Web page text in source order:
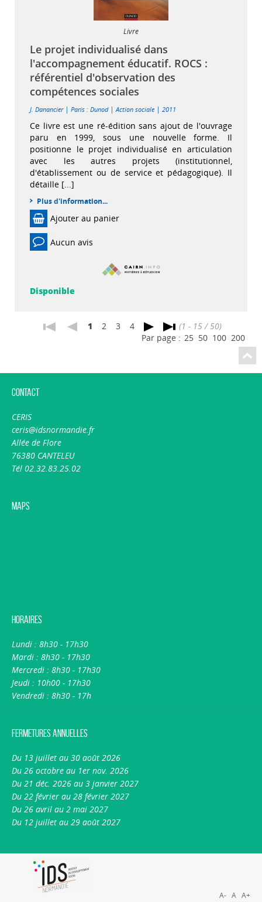
Livre
Le projet individualisé dans
l'accompagnement éducatif. ROCS :
référentiel d'observation des
compétences sociales
J. Danancier | Paris : Dunod|Action sociale | 2011
Ce livre est une ré-édition sans ajout de l'ouvrage
paru en 1999, sous une nouvelle forme. Il
positionne le projet individualisé en articulation
avec les autres projets (institutionnel,
d'établissement ou de service et pédagogique). Il
détaille [...]
Plus d'information...
Ajouter au panier
Aucun avis
Disponible
1 2 3 4
(1 - 15 / 50)
Par page : 25 50 100 200
Contact
CERIS
ceris@idsnormandie.fr
Allée de Flore
76380 CANTELEU
Tél 02.32.83.25.02
Maps
Horaires
Lundi : 8h30 - 17h30
Mardi : 8h30 - 17h30
Mercredi : 8h30 - 17h30
Jeudi : 10h00 - 17h30
Vendredi : 8h30 - 17h
Fermetures annuelles
Du 13 juillet au 30 août 2026
Du 26 octobre au 1er nov. 2026
Du 21 déc. 2026 au 3 janvier 2027
Du 22 février au 28 février 2027
Du 26 avril au 2 mai 2027
Du 12 juillet au 29 août 2027
A- A A+